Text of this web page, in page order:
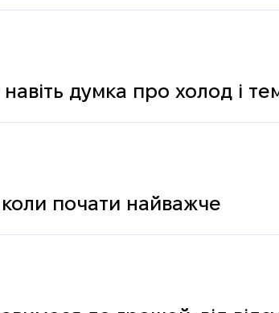
думка про холод і
почати найважче